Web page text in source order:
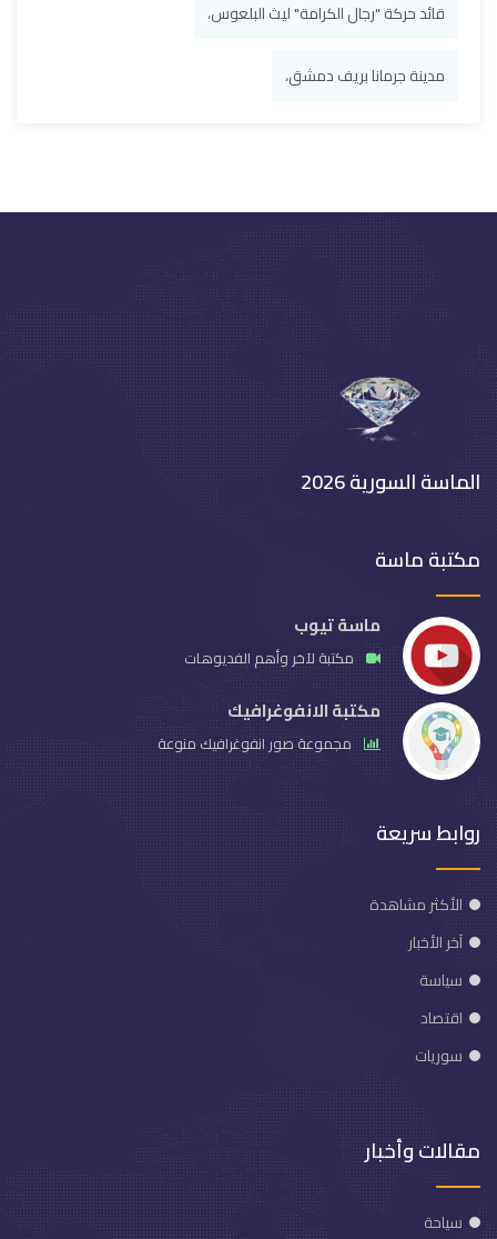
قائد حركة "رجال الكرامة" ليث البلعوس،
مدينة جرمانا بريف دمشق،
الماسة السورية 2026
مكتبة ماسة
ماسة تيوب
مكتبة لآخر وأهم الفديوهات
مكتبة الانفوغرافيك
مجموعة صور انفوغرافيك منوعة
روابط سريعة
الأكثر مشاهدة
آخر الأخبار
سياسة
اقتصاد
سوريات
مقالات وأخبار
سياحة